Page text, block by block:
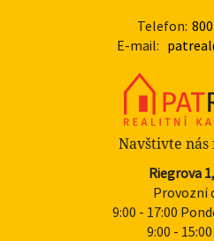
Telefon:
E-mail:
Navštivte nás
Riegrova
Provozní
9:00 - 17:00
9:00 -